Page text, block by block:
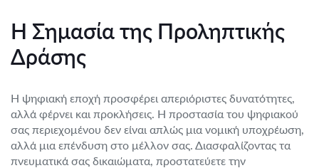
Η Σημασία της Προληπτικής
Δράσης
Η ψηφιακή εποχή προσφέρει απεριόριστες δυνατότητες,
αλλά φέρνει και προκλήσεις. Η προστασία του ψηφιακού
σας περιεχομένου δεν είναι απλώς μια νομική υποχρέωση,
αλλά μια επένδυση στο μέλλον σας. Διασφαλίζοντας τα
πνευματικά σας δικαιώματα, προστατεύετε την